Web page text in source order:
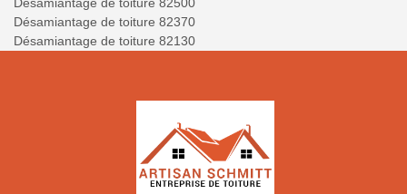
Désamiantage de toiture 82370
Désamiantage de toiture 82130